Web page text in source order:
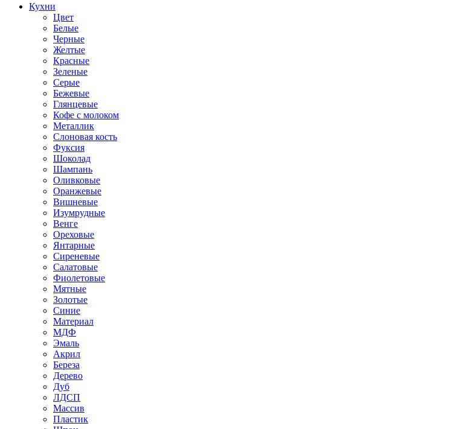
Кухни
Цвет
Белые
Черные
Желтые
Красные
Зеленые
Серые
Бежевые
Глянцевые
Кофе с молоком
Металлик
Слоновая кость
Фуксия
Шоколад
Шампань
Оливковые
Оранжевые
Вишневые
Изумрудные
Венге
Ореховые
Янтарные
Сиреневые
Салатовые
Фиолетовые
Мятные
Золотые
Синие
Материал
МДФ
Эмаль
Акрил
Береза
Дерево
Дуб
ЛДСП
Массив
Пластик